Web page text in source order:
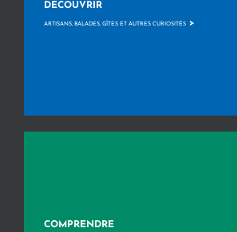
DÉCOUVRIR
ARTISANS, BALADES, GÎTES ET AUTRES CURIOSITÉS >
COMPRENDRE